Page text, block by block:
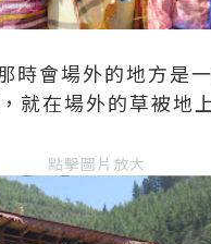
會場外的地方是
就在場外的草被地
點擊圖片放大